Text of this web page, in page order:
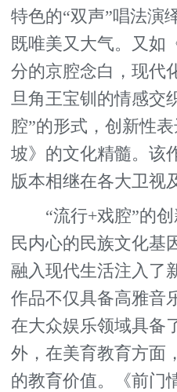
特色的“双声”唱法演
既唯美又大气。又如
分的京腔念白，现代
旦角王宝钏的情感交
腔”的形式，创新性
坡》的文化精髓。该
版本相继在各大卫视
“流行+戏腔”的创
民内心的民族文化基
融入现代生活注入了
作品不仅具备高雅音
在大众娱乐领域具备
外，在美育教育方面
的教育价值。《前门